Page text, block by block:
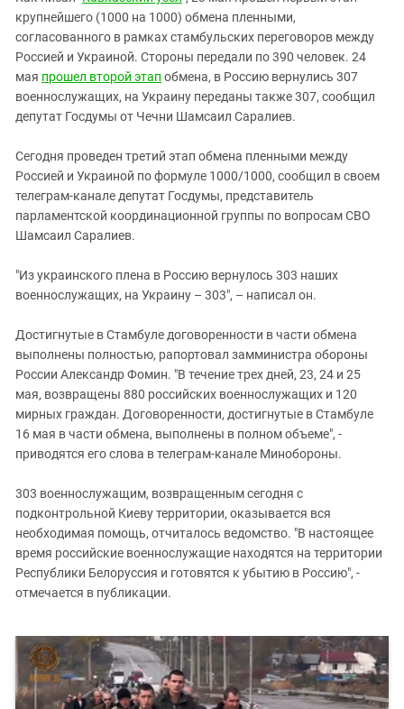
Чечня
Южная Осетия
Южный Кавказ
крупнейшего (1000 на 1000) обмена пленными,
согласованного в рамках стамбульских переговоров между
Россией и Украиной. Стороны передали по 390 человек. 24
мая прошел второй этап обмена, в Россию вернулись 307
военнослужащих, на Украину переданы также 307, сообщил
депутат Госдумы от Чечни Шамсаил Саралиев.
Сегодня проведен третий этап обмена пленными между
Россией и Украиной по формуле 1000/1000, сообщил в своем
телеграм-канале депутат Госдумы, представитель
парламентской координационной группы по вопросам СВО
Шамсаил Саралиев.
"Из украинского плена в Россию вернулось 303 наших
военнослужащих, на Украину – 303", – написал он.
Достигнутые в Стамбуле договоренности в части обмена
выполнены полностью, рапортовал замминистра обороны
России Александр Фомин. "В течение трех дней, 23, 24 и 25
мая, возвращены 880 российских военнослужащих и 120
мирных граждан. Договоренности, достигнутые в Стамбуле
16 мая в части обмена, выполнены в полном объеме", -
приводятся его слова в телеграм-канале Минобороны.
303 военнослужащим, возвращенным сегодня с
подконтрольной Киеву территории, оказывается вся
необходимая помощь, отчиталось ведомство. "В настоящее
время российские военнослужащие находятся на территории
Республики Белоруссия и готовятся к убытию в Россию", -
отмечается в публикации.